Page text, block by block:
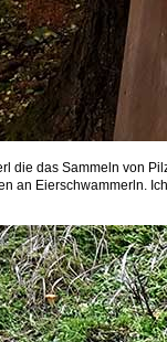
die das Sammeln von
an Eierschwammerln.